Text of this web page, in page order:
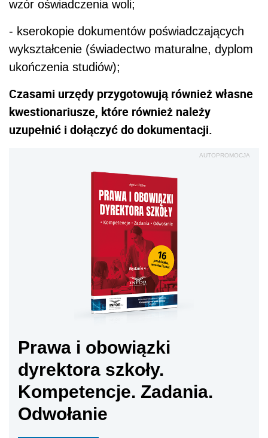
wzór oświadczenia woli;
- kserokopie dokumentów poświadczających
wykształcenie (świadectwo maturalne, dyplom
ukończenia studiów);
Czasami urzędy przygotowują również własne
kwestionariusze, które również należy
uzupełnić i dołączyć do dokumentacji.
AUTOPROMOCJA
Prawa i obowiązki
dyrektora szkoły.
Kompetencje. Zadania.
Odwołanie